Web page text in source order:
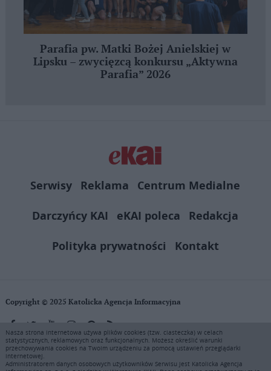
Parafia pw. Matki Bożej Anielskiej w
Lipsku – zwycięzcą konkursu „Aktywna
Parafia” 2026
Serwisy Reklama
Centrum Medialne
Darczyńcy KAI
eKAI poleca
Redakcja
Polityka prywatności
Kontakt
Copyright © 2025 Katolicka Agencja Informacyjna
KAI zastrzega wszelkie prawa do serwisu. Użytkownicy mogą pobierać
i drukować fragmenty zawartości serwisu internetowego www.ekai.pl
wyłącznie do użytku osobistego. Publikacja, rozpowszechnianie
Nasza strona internetowa używa plików cookies (tzw. ciasteczka) w celach
statystycznych, reklamowych oraz funkcjonalnych. Możesz określić warunki
przechowywania cookies na Twoim urządzeniu za pomocą ustawień przeglądarki
internetowej.
Administratorem danych osobowych użytkowników Serwisu jest Katolicka Agencja